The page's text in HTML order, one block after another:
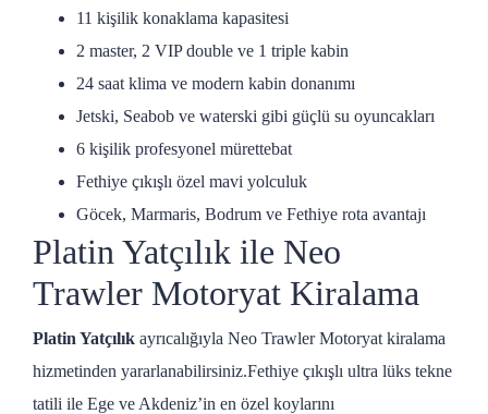
11 kişilik konaklama kapasitesi
2 master, 2 VIP double ve 1 triple kabin
24 saat klima ve modern kabin donanımı
Jetski, Seabob ve waterski gibi güçlü su oyuncakları
6 kişilik profesyonel mürettebat
Fethiye çıkışlı özel mavi yolculuk
Göcek, Marmaris, Bodrum ve Fethiye rota avantajı
Platin Yatçılık ile Neo
Trawler Motoryat Kiralama
Platin Yatçılık ayrıcalığıyla Neo Trawler Motoryat kiralama
hizmetinden yararlanabilirsiniz.Fethiye çıkışlı ultra lüks tekne
tatili ile Ege ve Akdeniz’in en özel koylarını